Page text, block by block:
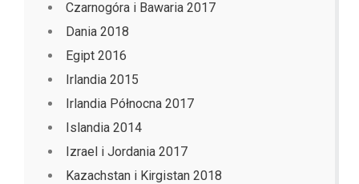
Czarnogóra i Bawaria 2017
Dania 2018
Egipt 2016
Irlandia 2015
Irlandia Północna 2017
Islandia 2014
Izrael i Jordania 2017
Kazachstan i Kirgistan 2018